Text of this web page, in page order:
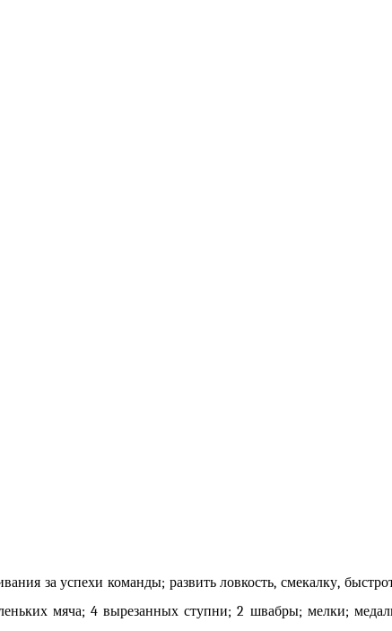
за успехи команды; развить ловкость, смекалку,
мяча; 4 вырезанных ступни; 2 швабры; мелки;